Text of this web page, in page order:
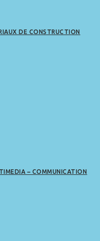
DE CONSTRUCTION
– COMMUNICATION